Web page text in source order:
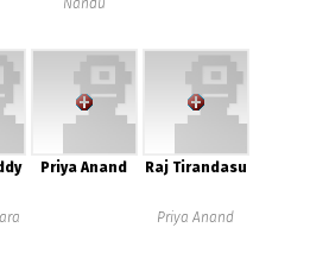
Nandu
Priya Anand Raj Tirandasu
Priya Anand